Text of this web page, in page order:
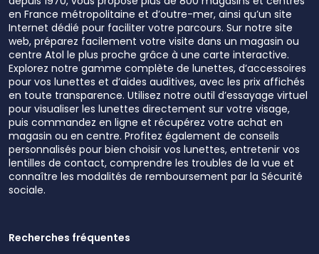
en France métropolitaine et d’outre-mer, ainsi qu’un site
Internet dédié pour faciliter votre parcours. Sur notre site
web, préparez facilement votre visite dans un magasin ou
centre Atol le plus proche grâce à une carte interactive.
Explorez notre gamme complète de lunettes, d’accessoires
pour vos lunettes et d’aides auditives, avec les prix affichés
en toute transparence. Utilisez notre outil d’essayage virtuel
pour visualiser les lunettes directement sur votre visage,
puis commandez en ligne et récupérez votre achat en
magasin ou en centre. Profitez également de conseils
personnalisés pour bien choisir vos lunettes, entretenir vos
lentilles de contact, comprendre les troubles de la vue et
connaître les modalités de remboursement par la Sécurité
sociale.
Recherches fréquentes